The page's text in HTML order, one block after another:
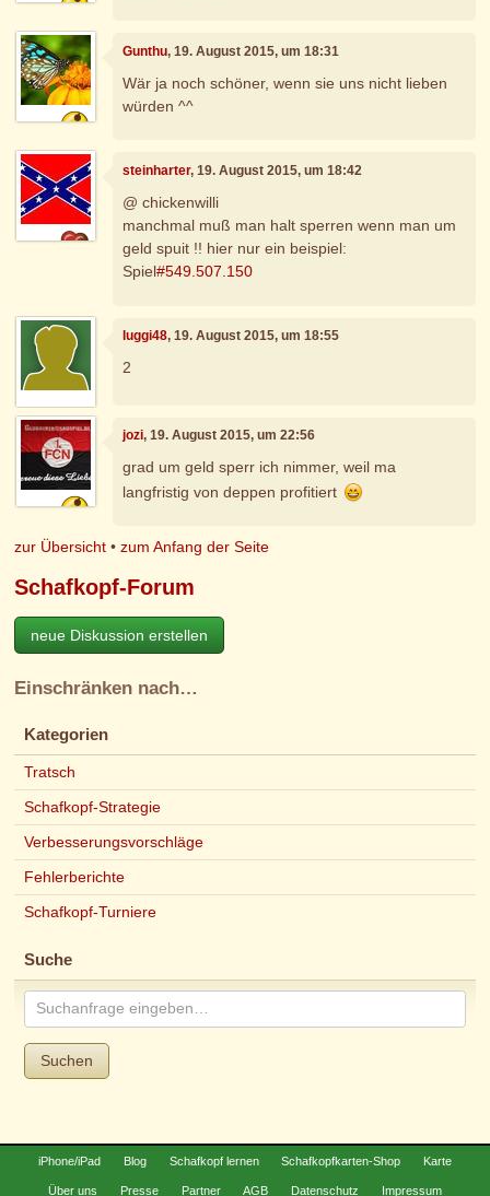
Gunthu, 19. August 2015, um 18:31
Wär ja noch schöner, wenn sie uns nicht lieben
würden ^^
steinharter, 19. August 2015, um 18:42
@ chickenwilli
manchmal muß man halt sperren wenn man um
geld spuit !! hier nur ein beispiel:
Spiel#549.507.150
luggi48, 19. August 2015, um 18:55
2
jozi, 19. August 2015, um 22:56
grad um geld sperr ich nimmer, weil ma
langfristig von deppen profitiert
zur Übersicht •zum Anfang der Seite
Schafkopf-Forum
neue Diskussion erstellen
Einschränken nach…
Kategorien
Tratsch
Schafkopf-Strategie
Verbesserungsvorschläge
Fehlerberichte
Schafkopf-Turniere
Suche
Suchen
iPhone/iPad Blog Schafkopf lernen Schafkopfkarten-Shop Karte
Über uns Presse Partner AGB Datenschutz Impressum